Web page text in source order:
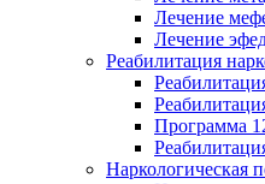
Лечение
Лечение
Реабилитация
Программа
Наркологическая